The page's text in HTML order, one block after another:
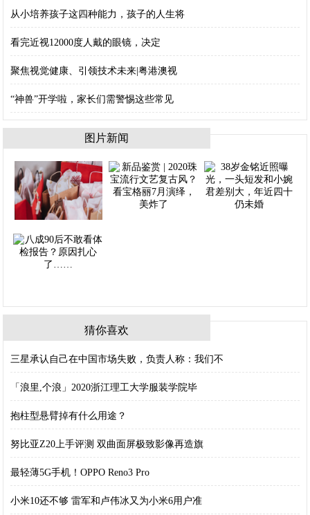
从小培养孩子这四种能力，孩子的人生将
看完近视12000度人戴的眼镜，决定
聚焦视觉健康、引领技术未来|粤港澳视
“神兽”开学啦，家长们需警惕这些常见
图片新闻
猜你喜欢
三星承认自己在中国市场失败，负责人称：我们不
「浪里,个浪」2020浙江理工大学服装学院毕
抱柱型悬臂掉有什么用途？
努比亚Z20上手评测 双曲面屏极致影像再造旗
最轻薄5G手机！OPPO Reno3 Pro
小米10还不够 雷军和卢伟冰又为小米6用户准